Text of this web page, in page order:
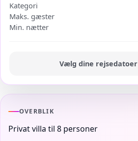
OVERBLIK
Privat villa til 8 personer
Kategori
Maks. gæster
Min. nætter
Vælg dine rejsedatoer